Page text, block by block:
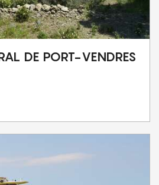
DE PORT-VENDRES